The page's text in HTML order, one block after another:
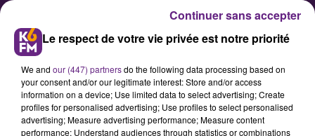
Le respect de votre vie privée est notre priorité
We and our (447) partnersdo the following data processing based on
your consent and/or our legitimate interest: Store and/or access
information on a device; Use limited data to select advertising; Create
profiles for personalised advertising; Use profiles to select personalised
advertising; Measure advertising performance; Measure content
performance; Understand audiences through statistics or combinations
Continuer sans accepter